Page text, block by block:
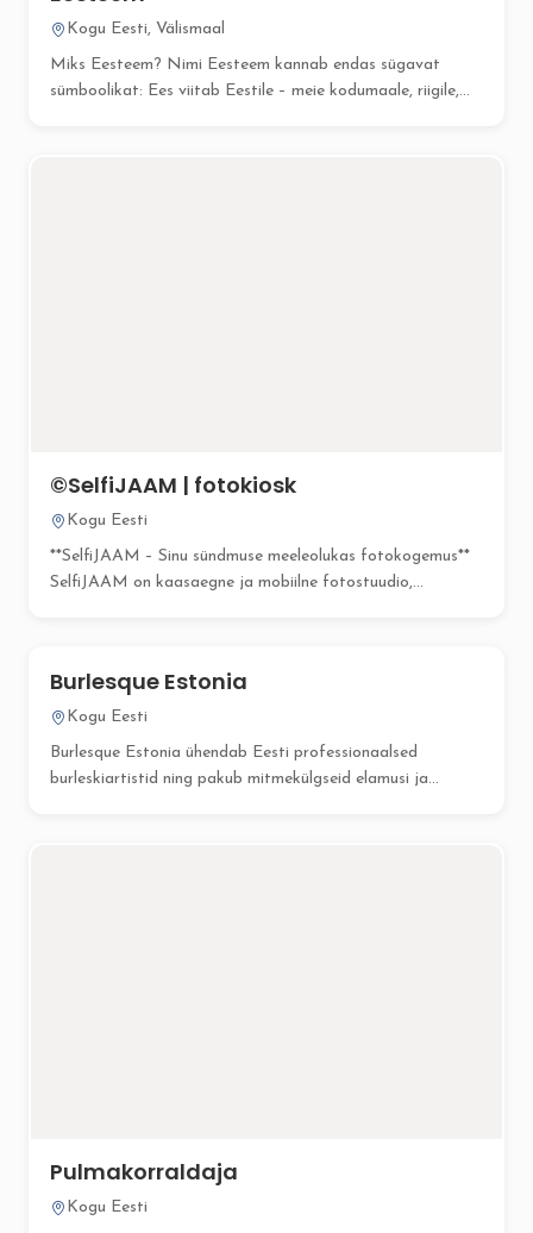
Kogu Eesti, Välismaal
Miks Eesteem? Nimi Eesteem kannab endas sügavat
sümboolikat: Ees viitab Eestile – meie kodumaale, riigile,...
©SelfiJAAM | fotokiosk
Kogu Eesti
**SelfiJAAM – Sinu sündmuse meeleolukas fotokogemus**
SelfiJAAM on kaasaegne ja mobiilne fotostuudio,...
Burlesque Estonia
Kogu Eesti
Burlesque Estonia ühendab Eesti professionaalsed
burleskiartistid ning pakub mitmekülgseid elamusi ja
Pulmakorraldaja
Kogu Eesti